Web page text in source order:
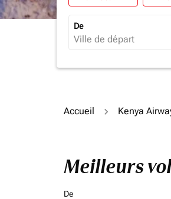
De
Accueil Kenya
Meilleurs
De